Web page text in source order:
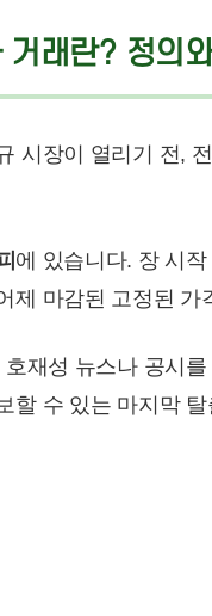
래란? 정의
시장이 열리기 전,
에 있습니다. 장 시
제 마감된 고정된
재성 뉴스나 공시
할 수 있는 마지막